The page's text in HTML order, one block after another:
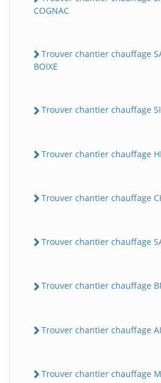
COGNAC
Trouver chantier chauffage
BOIXE
Trouver chantier chauffage
Trouver chantier chauffage
Trouver chantier chauffage
Trouver chantier chauffage
Trouver chantier chauffage
Trouver chantier chauffage
Trouver chantier chauffage